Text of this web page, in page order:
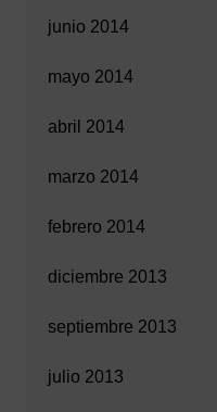
junio 2014
mayo 2014
abril 2014
marzo 2014
febrero 2014
diciembre 2013
septiembre 2013
julio 2013